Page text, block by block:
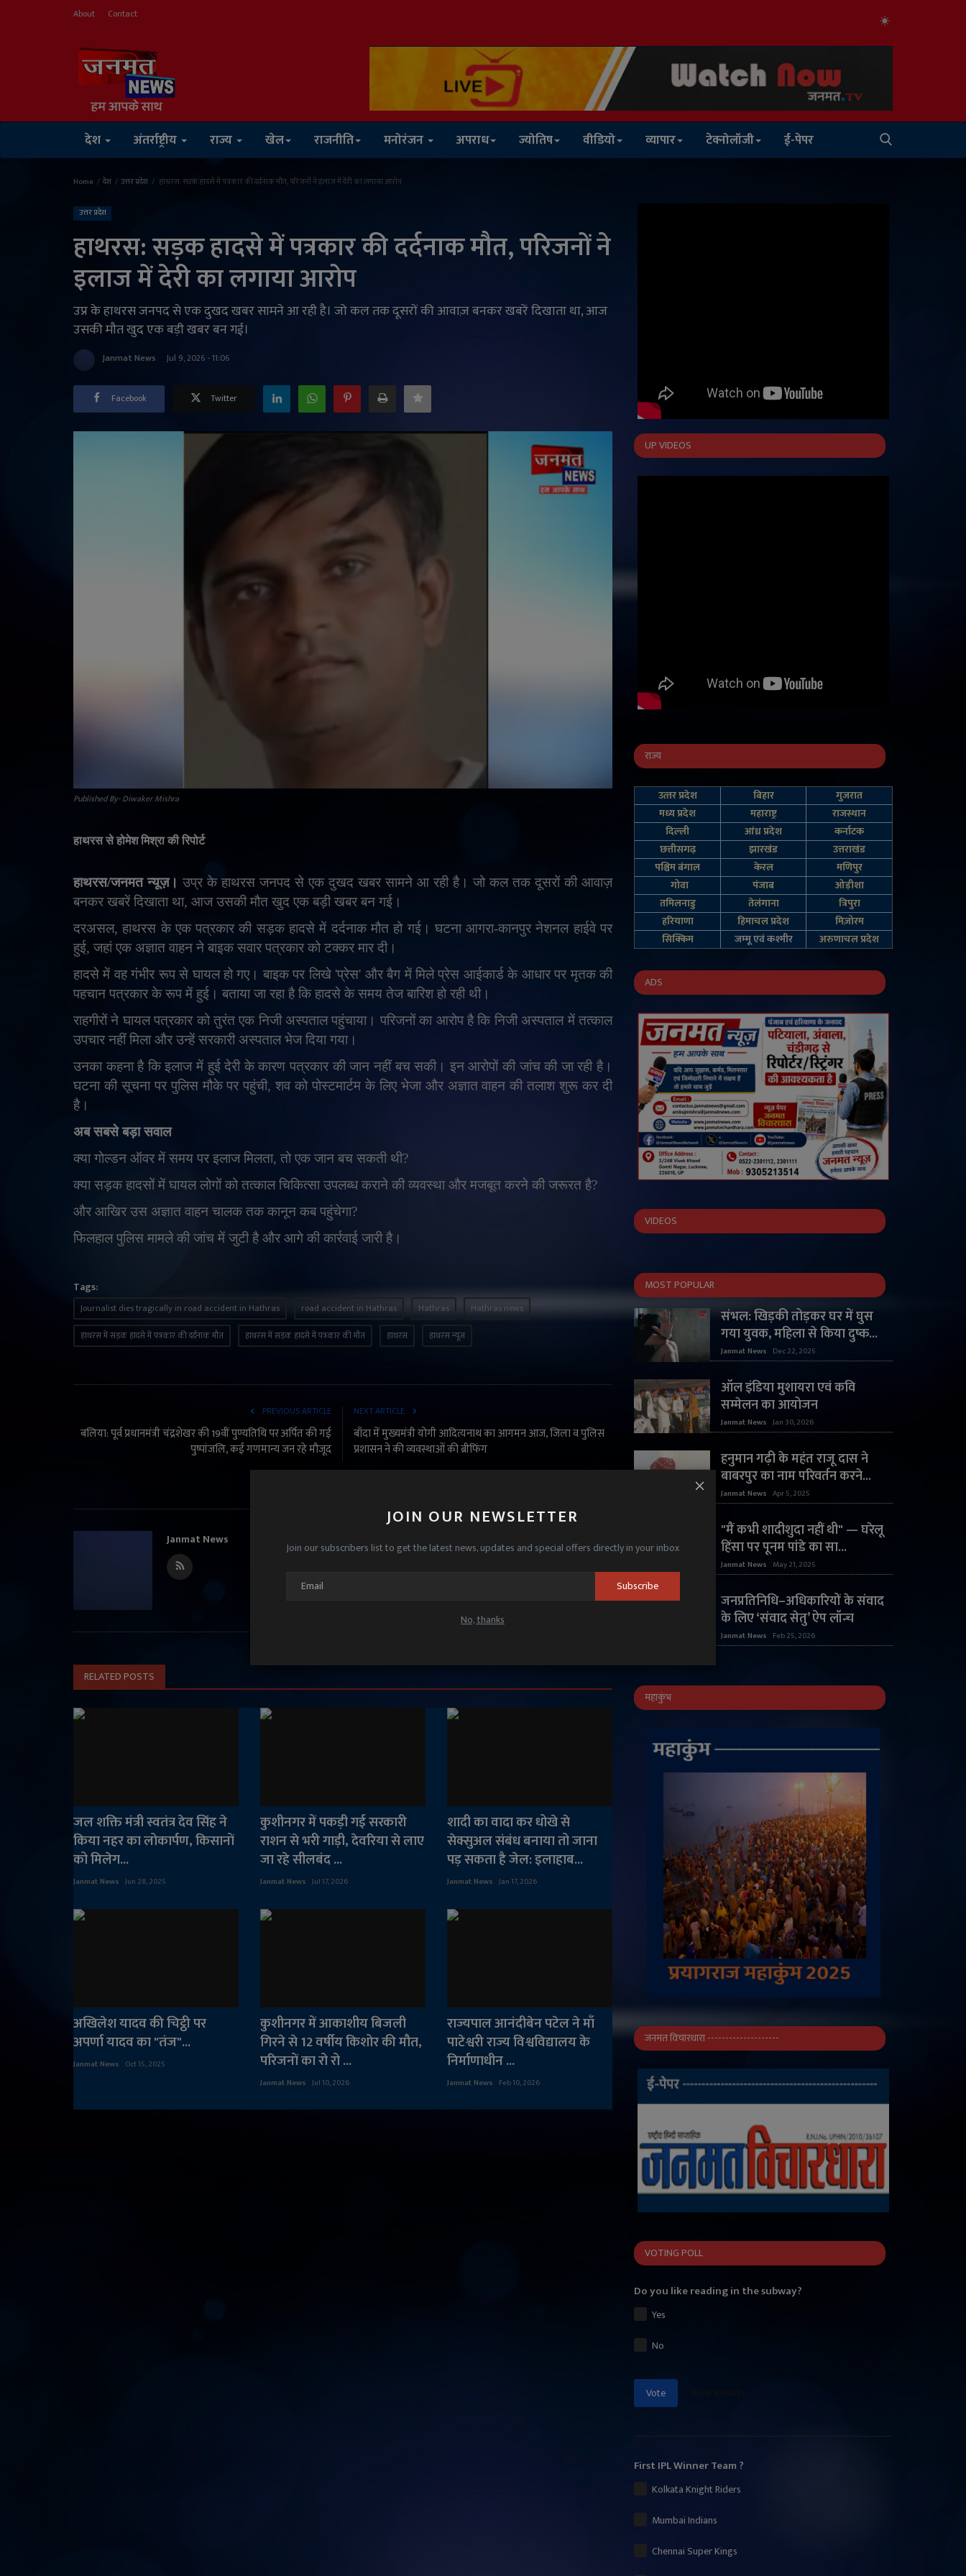
About Contact
देश अंतर्राष्ट्रीय राज्य खेल राजनीति मनोरंजन अपराध ज्योतिष वीडियो व्यापार टेक्नोलॉजी ई-पेपर
JOIN OUR NEWSLETTER
Join our subscribers list to get the latest news, updates and special offers directly in your inbox
Subscribe
No, thanks
Home देश उत्तर प्रदेश हाथरस: सड़क हादसे में पत्रकार की दर्दनाक मौत, परिजनों ने इलाज में देरी का लगाया आरोप
उत्तर प्रदेश
हाथरस: सड़क हादसे में पत्रकार की दर्दनाक मौत, परिजनों ने
इलाज में देरी का लगाया आरोप
उप्र के हाथरस जनपद से एक दुखद खबर सामने आ रही है। जो कल तक दूसरों की आवाज़ बनकर खबरें दिखाता था, आज
उसकी मौत खुद एक बड़ी खबर बन गई।
Janmat News Jul 9, 2026 - 11:06
Facebook Twitter
Published By- Diwaker Mishra
हाथरस से होमेश मिश्रा की रिपोर्ट
हाथरस/जनमत न्यूज़। उप्र के हाथरस जनपद से एक दुखद खबर सामने आ रही है। जो कल तक दूसरों की आवाज़
बनकर खबरें दिखाता था, आज उसकी मौत खुद एक बड़ी खबर बन गई।
दरअसल, हाथरस के एक पत्रकार की सड़क हादसे में दर्दनाक मौत हो गई। घटना आगरा-कानपुर नेशनल हाईवे पर
हुई, जहां एक अज्ञात वाहन ने बाइक सवार पत्रकार को टक्कर मार दी।
हादसे में वह गंभीर रूप से घायल हो गए। बाइक पर लिखे 'प्रेस' और बैग में मिले प्रेस आईकार्ड के आधार पर मृतक की
पहचान पत्रकार के रूप में हुई। बताया जा रहा है कि हादसे के समय तेज बारिश हो रही थी।
राहगीरों ने घायल पत्रकार को तुरंत एक निजी अस्पताल पहुंचाया। परिजनों का आरोप है कि निजी अस्पताल में तत्काल
उपचार नहीं मिला और उन्हें सरकारी अस्पताल भेज दिया गया।
उनका कहना है कि इलाज में हुई देरी के कारण पत्रकार की जान नहीं बच सकी। इन आरोपों की जांच की जा रही है।
घटना की सूचना पर पुलिस मौके पर पहुंची,शव को पोस्टमार्टम के लिए भेजा और अज्ञात वाहन की तलाश शुरू कर दी
है।
अब सबसे बड़ा सवाल
क्या गोल्डन ऑवर में समय पर इलाज मिलता, तो एक जान बच सकती थी?
क्या सड़क हादसों में घायल लोगों को तत्काल चिकित्सा उपलब्ध कराने की व्यवस्था और मजबूत करने की जरूरत है?
और आखिर उस अज्ञात वाहन चालक तक कानून कब पहुंचेगा?
फिलहाल पुलिस मामले की जांच में जुटी है और आगे की कार्रवाई जारी है।
Tags:
Journalist dies tragically in road accident in Hathras road accident in Hathras Hathras
Hathras news
हाथरस में सड़क हादसे में पत्रकार की दर्दनाक मौत
हाथरस में सड़क हादसे में पत्रकार की मौत हाथरस हाथरस न्यूज़
PREVIOUS ARTICLE
बलिया: पूर्व प्रधानमंत्री चंद्रशेखर की 19वीं पुण्यतिथि पर अर्पित की गई
पुष्पांजलि, कई गणमान्य जन रहे मौजूद
NEXT ARTICLE
बाँदा में मुख्यमंत्री योगी आदित्यनाथ का आगमन आज, जिला व पुलिस
प्रशासन ने की व्यवस्थाओं की ब्रीफिंग
Janmat News
RELATED POSTS
जल शक्ति मंत्री स्वतंत्र देव सिंह ने
किया नहर का लोकार्पण, किसानों
को मिलेग...
Janmat News Jun 28, 2025
कुशीनगर में पकड़ी गई सरकारी
राशन से भरी गाड़ी, देवरिया से लाए
जा रहे सीलबंद ...
Janmat News Jul 17, 2026
शादी का वादा कर धोखे से
सेक्सुअल संबंध बनाया तो जाना
पड़ सकता है जेल: इलाहाब...
Janmat News Jan 17, 2026
अखिलेश यादव की चिट्ठी पर
अपर्णा यादव का "तंज"...
Janmat News Oct 15, 2025
कुशीनगर में आकाशीय बिजली
गिरने से 12 वर्षीय किशोर की मौत,
परिजनों का रो रो ...
Janmat News Jul 10, 2026
राज्यपाल आनंदीबेन पटेल ने माँ
पाटेश्वरी राज्य विश्वविद्यालय के
निर्माणाधीन ...
Janmat News Feb 10, 2026
UP VIDEOS
राज्य
उत्‍तर प्रदेश बिहार
गुजरात
मध्य प्रदेश
महाराष्ट्र
राजस्थान
दिल्‍ली
आंध्र प्रदेश
कर्नाटक
छत्तीसगढ़
झारखंड
उत्तराखंड
पश्चिम बंगाल
केरल
मणिपुर
गोवा
पंजाब
ओड़ीशा
तमिलनाडु
तेलंगाना
त्रिपुरा
हरियाणा
हिमाचल प्रदेश
मिज़ोरम
सिक्किम
जम्‍मू एवं कश्‍मीर अरुणाचल प्रदेश
ADS
VIDEOS
MOST POPULAR
संभल: खिड़की तोड़कर घर में घुस
गया युवक, महिला से किया दुष्क...
Janmat News Dec 22, 2025
ऑल इंडिया मुशायरा एवं कवि
सम्मेलन का आयोजन
Janmat News Jan 30, 2026
हनुमान गढ़ी के महंत राजू दास ने
बाबरपुर का नाम परिवर्तन करने...
Janmat News Apr 5, 2025
"मैं कभी शादीशुदा नहीं थी" — घरेलू
हिंसा पर पूनम पांडे का सा...
Janmat News May 21, 2025
जनप्रतिनिधि–अधिकारियों के संवाद
के लिए ‘संवाद सेतु’ ऐप लॉन्च
Janmat News Feb 25, 2026
महाकुंभ
जनमत विचारधारा --------------------
VOTING POLL
Do you like reading in the subway?
Yes
No
Vote
First IPL Winner Team ?
Kolkata Knight Riders
Mumbai Indians
Chennai Super Kings